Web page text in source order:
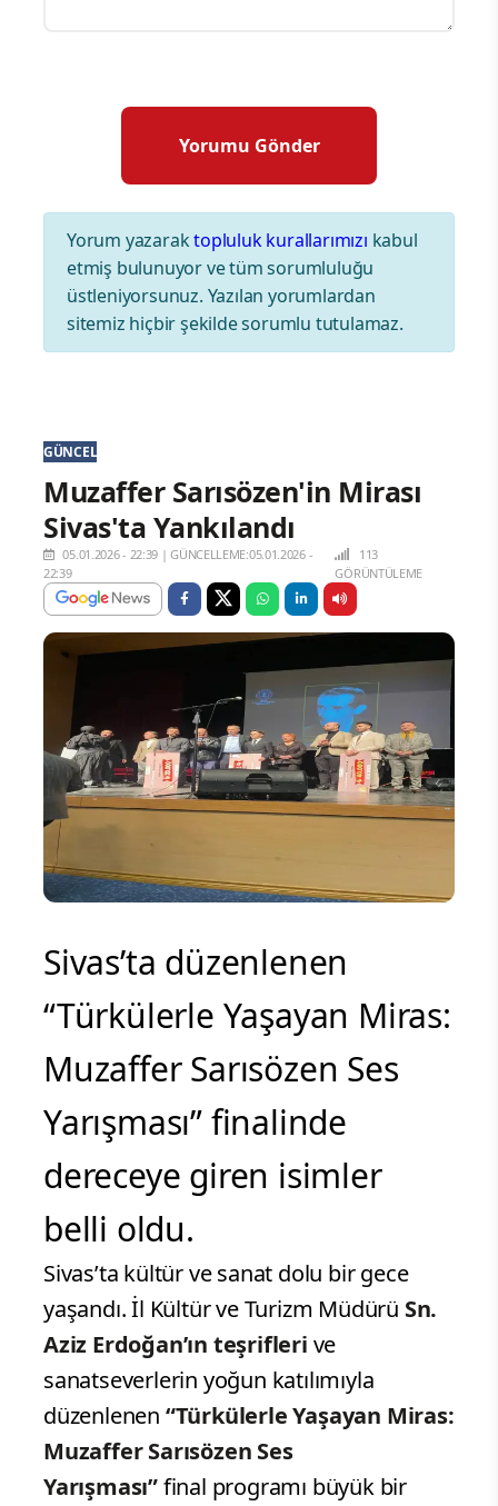
Yorum yazaraktopluluk kurallarımızı kabul
etmiş bulunuyor ve tüm sorumluluğu
üstleniyorsunuz. Yazılan yorumlardan
sitemiz hiçbir şekilde sorumlu tutulamaz.
GÜNCEL
Muzaffer Sarısözen'in Mirası
Sivas'ta Yankılandı
05.01.2026 - 22:39 |GÜNCELLEME:05.01.2026 -
22:39
113
GÖRÜNTÜLEME
Sivas’ta düzenlenen
“Türkülerle Yaşayan Miras:
Muzaffer Sarısözen Ses
Yarışması” finalinde
dereceye giren isimler
belli oldu.
Sivas’ta kültür ve sanat dolu bir gece
yaşandı. İl Kültür ve Turizm Müdürü Sn.
Aziz Erdoğan’ın teşrifleri ve
sanatseverlerin yoğun katılımıyla
düzenlenen “Türkülerle Yaşayan Miras:
Muzaffer Sarısözen Ses
Yarışması”final programı büyük bir